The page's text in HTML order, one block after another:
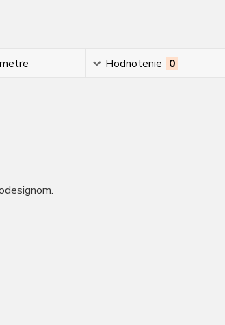
Hodnotenie 0